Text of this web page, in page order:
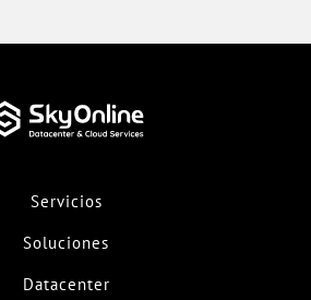
Servicios
Soluciones
Datacenter